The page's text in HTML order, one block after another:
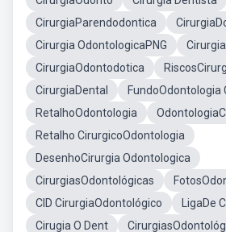
CirurgiaParendodontica
Cirurgia OdontologicaPNG
CirurgiaOdontodotica
CirurgiaDental
FundoOdontologia
RetalhoOdontologia
Retalho CirurgicoOdontologia
DesenhoCirurgia Odontologica
CirurgiasOdontológicas
CID CirurgiaOdontológico
LigaDe
Cirugia O Dent